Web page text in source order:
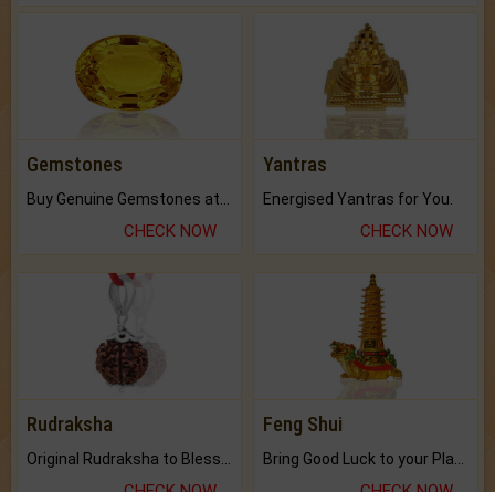
Gemstones
CHECK NOW
Yantras
Energised Yantras for You.
CHECK NOW
Rudraksha Feng Shui